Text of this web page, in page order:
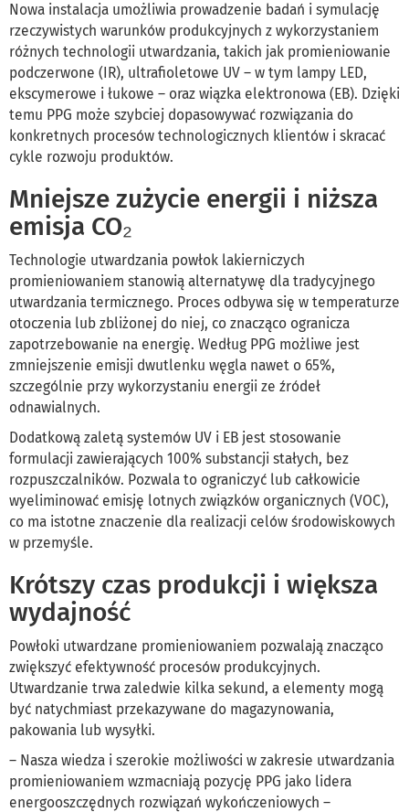
Nowa instalacja umożliwia prowadzenie badań i symulację
rzeczywistych warunków produkcyjnych z wykorzystaniem
różnych technologii utwardzania, takich jak promieniowanie
podczerwone (IR), ultrafioletowe UV – w tym lampy LED,
ekscymerowe i łukowe – oraz wiązka elektronowa (EB). Dzięki
temu PPG może szybciej dopasowywać rozwiązania do
konkretnych procesów technologicznych klientów i skracać
cykle rozwoju produktów.
Mniejsze zużycie energii i niższa
emisja CO₂
Technologie utwardzania powłok lakierniczych
promieniowaniem stanowią alternatywę dla tradycyjnego
utwardzania termicznego. Proces odbywa się w temperaturze
otoczenia lub zbliżonej do niej, co znacząco ogranicza
zapotrzebowanie na energię. Według PPG możliwe jest
zmniejszenie emisji dwutlenku węgla nawet o 65%,
szczególnie przy wykorzystaniu energii ze źródeł
odnawialnych.
Dodatkową zaletą systemów UV i EB jest stosowanie
formulacji zawierających 100% substancji stałych, bez
rozpuszczalników. Pozwala to ograniczyć lub całkowicie
wyeliminować emisję lotnych związków organicznych (VOC),
co ma istotne znaczenie dla realizacji celów środowiskowych
w przemyśle.
Krótszy czas produkcji i większa
wydajność
Powłoki utwardzane promieniowaniem pozwalają znacząco
zwiększyć efektywność procesów produkcyjnych.
Utwardzanie trwa zaledwie kilka sekund, a elementy mogą
być natychmiast przekazywane do magazynowania,
pakowania lub wysyłki.
– Nasza wiedza i szerokie możliwości w zakresie utwardzania
promieniowaniem wzmacniają pozycję PPG jako lidera
energooszczędnych rozwiązań wykończeniowych –